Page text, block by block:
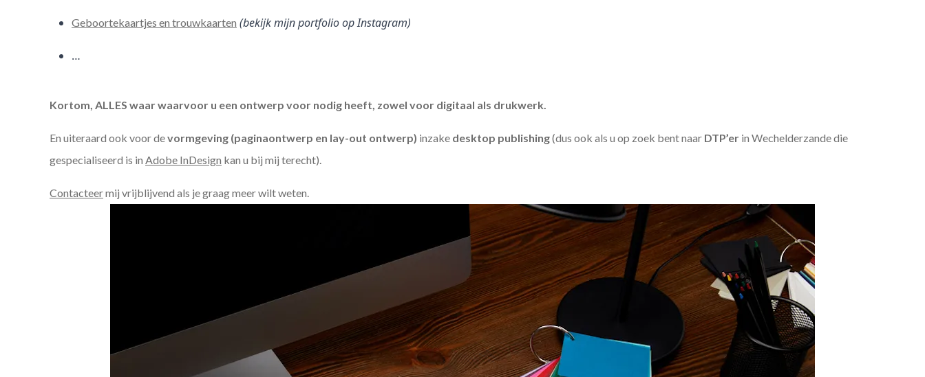
Geboortekaartjes en trouwkaarten (bekijk mijn portfolio op Instagram)
…
Kortom, ALLES waar waarvoor u een ontwerp voor nodig heeft, zowel voor digitaal als drukwerk.
En uiteraard ook voor devormgeving (paginaontwerp en lay-out ontwerp) inzake desktop publishing(dus ook als u op zoek bent naar DTP’er in Wechelderzande die
gespecialiseerd is in Adobe InDesign kan u bij mij terecht).
Contacteermij vrijblijvend als je graag meer wilt weten.